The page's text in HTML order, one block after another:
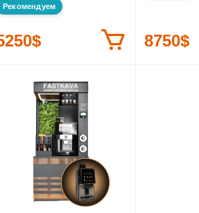
Рекомендуем
8750$